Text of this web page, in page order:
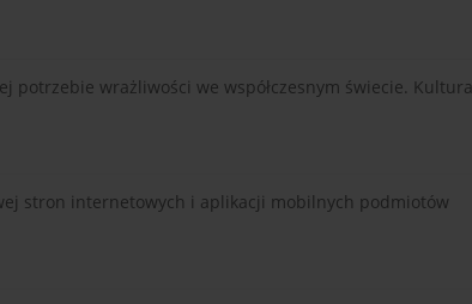
potrzebie wrażliwości we współczesnym świecie. Kultura
stron internetowych i aplikacji mobilnych podmiotów